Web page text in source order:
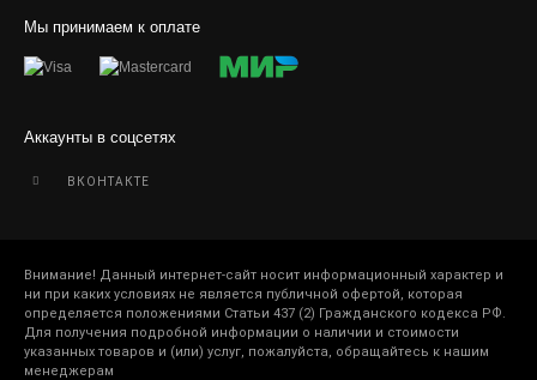
Мы принимаем к оплате
Аккаунты в соцсетях
ВКОНТАКТЕ
Внимание! Данный интернет-сайт носит информационный характер и
ни при каких условиях не является публичной офертой, которая
определяется положениями Статьи 437 (2) Гражданского кодекса РФ.
Для получения подробной информации о наличии и стоимости
указанных товаров и (или) услуг, пожалуйста, обращайтесь к нашим
менеджерам